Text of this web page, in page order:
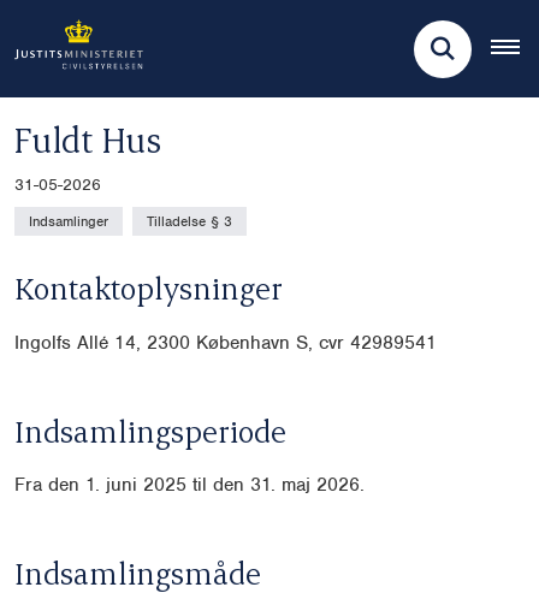
Fuldt Hus
31-05-2026
Indsamlinger Tilladelse § 3
Kontaktoplysninger
Ingolfs Allé 14, 2300 København S, cvr 42989541
Indsamlingsperiode
Fra den 1. juni 2025 til den 31. maj 2026.
Indsamlingsmåde